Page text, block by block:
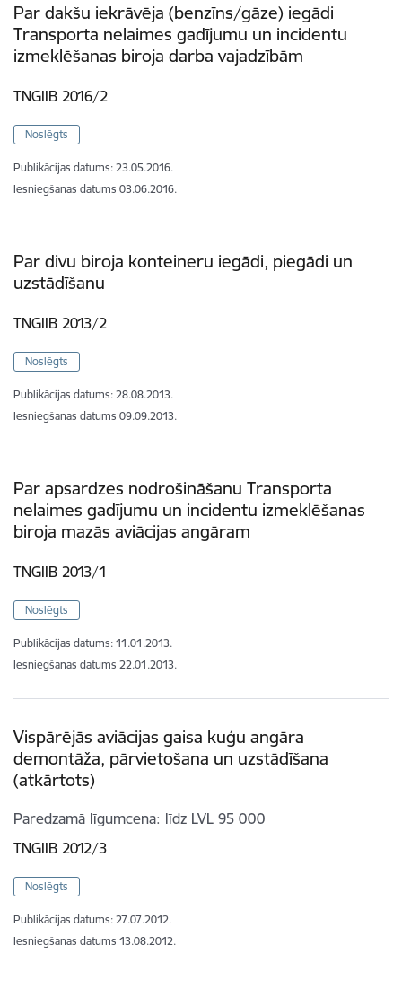
Par dakšu iekrāvēja (benzīns/gāze) iegādi
Transporta nelaimes gadījumu un incidentu
izmeklēšanas biroja darba vajadzībām
TNGIIB 2016/2
Noslēgts
Publikācijas datums: 23.05.2016.
Iesniegšanas datums 03.06.2016.
Par divu biroja konteineru iegādi, piegādi un
uzstādīšanu
TNGIIB 2013/2
Noslēgts
Publikācijas datums: 28.08.2013.
Iesniegšanas datums 09.09.2013.
Par apsardzes nodrošināšanu Transporta
nelaimes gadījumu un incidentu izmeklēšanas
biroja mazās aviācijas angāram
TNGIIB 2013/1
Noslēgts
Publikācijas datums: 11.01.2013.
Iesniegšanas datums 22.01.2013.
Vispārējās aviācijas gaisa kuģu angāra
demontāža, pārvietošana un uzstādīšana
(atkārtots)
Paredzamā līgumcena līdz LVL 95 000
TNGIIB 2012/3
Noslēgts
Publikācijas datums: 27.07.2012.
Iesniegšanas datums 13.08.2012.